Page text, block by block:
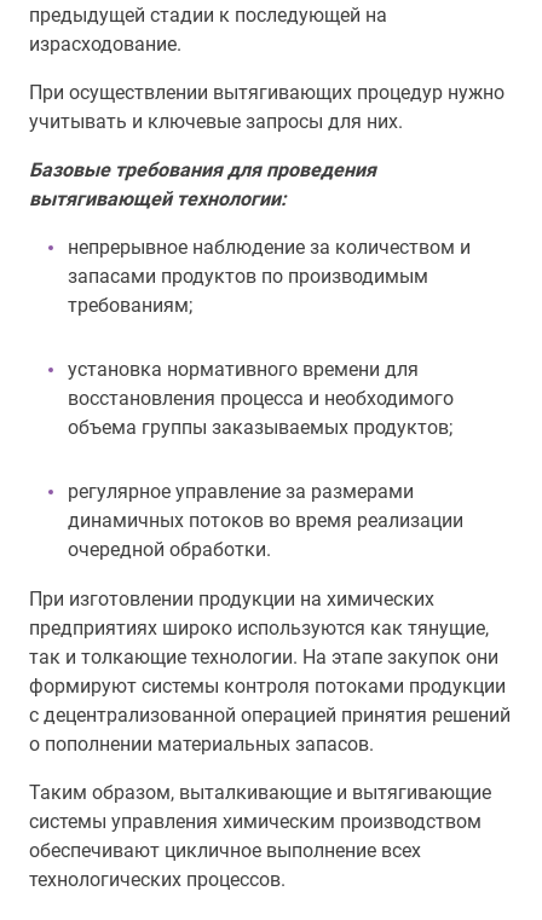
предыдущей стадии к последующей на
израсходование.
При осуществлении вытягивающих процедур нужно
учитывать и ключевые запросы для них.
Базовые требования для проведения
вытягивающей технологии:
непрерывное наблюдение за количеством и
запасами продуктов по производимым
требованиям;
установка нормативного времени для
восстановления процесса и необходимого
объема группы заказываемых продуктов;
регулярное управление за размерами
динамичных потоков во время реализации
очередной обработки.
При изготовлении продукции на химических
предприятиях широко используются как тянущие,
так и толкающие технологии. На этапе закупок они
формируют системы контроля потоками продукции
с децентрализованной операцией принятия решений
о пополнении материальных запасов.
Таким образом, выталкивающие и вытягивающие
системы управления химическим производством
обеспечивают цикличное выполнение всех
технологических процессов.